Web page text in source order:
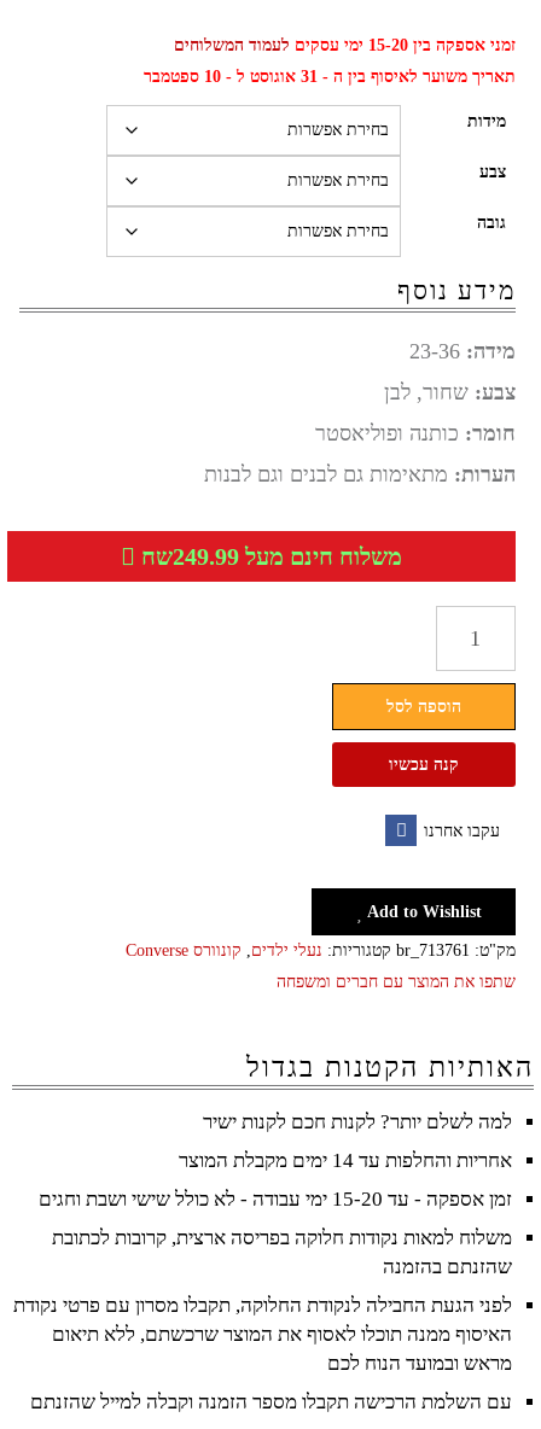
זמני אספקה בין 15-20 ימי עסקים
לעמוד המשלוחים
תאריך משוער לאיסוף בין ה - 31 אוגוסט ל - 10 ספטמבר
מידות
צבע
גובה
מידע נוסף
מידה: 23-36
צבע: שחור, לבן
חומר: כותנה ופוליאסטר
הערות: מתאימות גם לבנים וגם לבנות
משלוח חינם מעל 249.99שח
נעלי
לילדים
Converse
הוספה לסל
קנה עכשיו
עקבו אחרנו
Add to Wishlist
מק"ט: br_713761 קטגוריות: נעלי ילדים
קונוורס Converse
שתפו את המוצר עם חברים ומשפחה
האותיות הקטנות בגדול
למה לשלם יותר? לקנות חכם לקנות ישיר
אחריות והחלפות עד 14 ימים מקבלת המוצר
זמן אספקה - עד 15-20 ימי עבודה - לא כולל שישי ושבת וחגים
משלוח למאות נקודות חלוקה בפריסה ארצית, קרובות לכתובת
שהזנתם בהזמנה
לפני הגעת החבילה לנקודת החלוקה, תקבלו מסרון עם פרטי נקודת
האיסוף ממנה תוכלו לאסוף את המוצר שרכשתם, ללא תיאום
מראש ובמועד הנוח לכם
עם השלמת הרכישה תקבלו מספר הזמנה וקבלה למייל שהזנתם